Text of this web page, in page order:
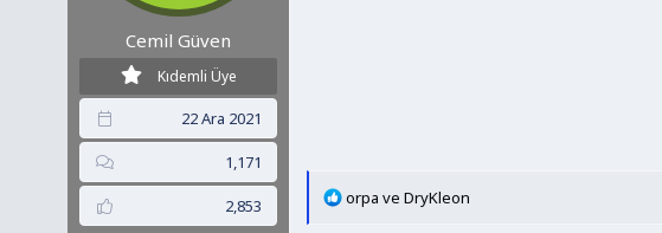
Cemil Güven
Kıdemli Üye
22 Ara 2021
1,171
2,853
T
orpa veDryKleon